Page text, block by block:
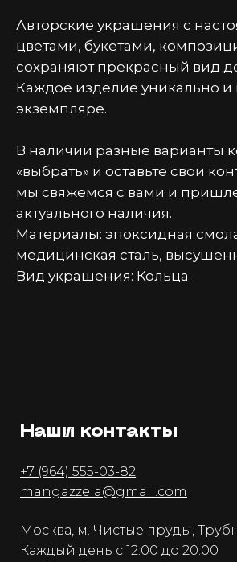
Авторские украшения с
цветами, букетами,
сохраняют прекрасный вид
Каждое изделие уникально
экземпляре.
В наличии разные варианты
«выбрать» и оставьте свои
мы свяжемся с вами и
актуального наличия.
Материалы: эпоксидная
медицинская сталь,
Вид украшения: Кольца
Наши контакты
+7 (964) 555-03-82
mangazzeia@gmail.com
Москва, м. Чистые пруды,
Каждый день с 12:00 до 20:00